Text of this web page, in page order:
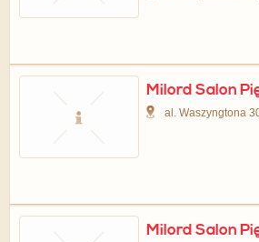
Milord Salon
al. Waszyngtona
Milord Salon